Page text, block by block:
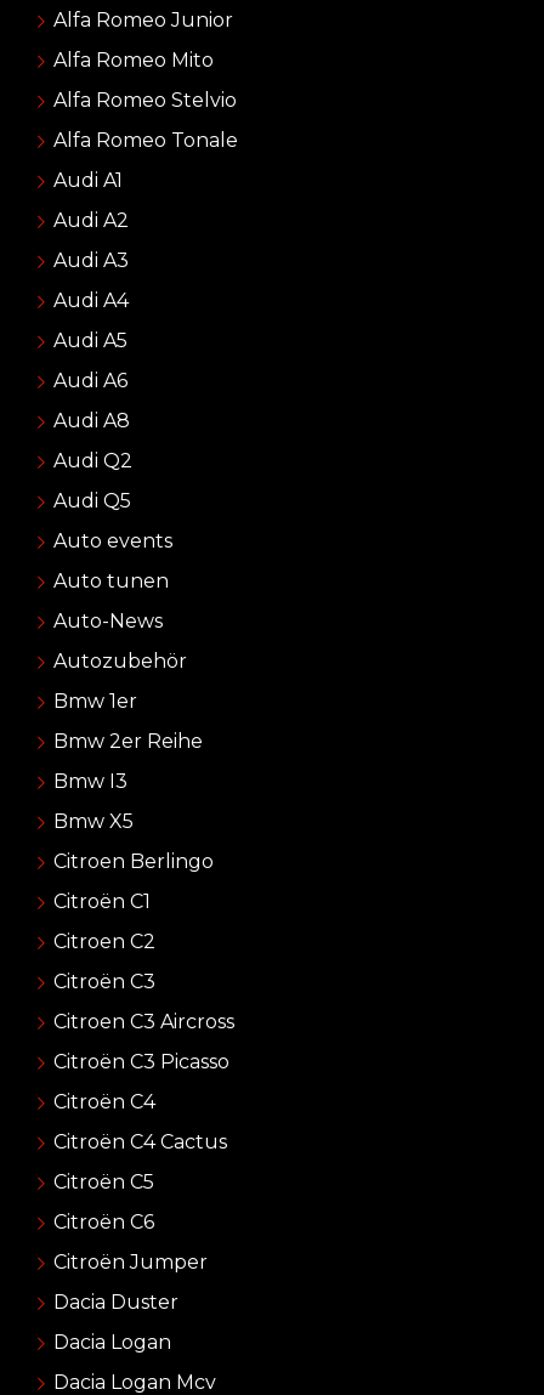
Alfa Romeo Junior
Alfa Romeo Mito
Alfa Romeo Stelvio
Alfa Romeo Tonale
Audi A1
Audi A2
Audi A3
Audi A4
Audi A5
Audi A6
Audi A8
Audi Q2
Audi Q5
Auto events
Auto tunen
Auto-News
Autozubehör
Bmw 1er
Bmw 2er Reihe
Bmw I3
Bmw X5
Citroen Berlingo
Citroën C1
Citroen C2
Citroën C3
Citroen C3 Aircross
Citroën C3 Picasso
Citroën C4
Citroën C4 Cactus
Citroën C5
Citroën C6
Citroën Jumper
Dacia Duster
Dacia Logan
Dacia Logan Mcv